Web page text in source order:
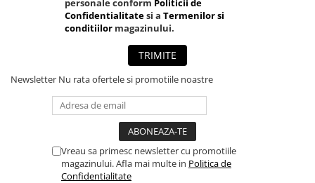
personale conform Politicii de
Confidentialitatesi a Termenilor si
conditiilor magazinului.
TRIMITE
Newsletter Nu rata ofertele si promotiile noastre
Vreau sa primesc newsletter cu promotiile
magazinului. Afla mai multe in Politica de
Confidentialitate